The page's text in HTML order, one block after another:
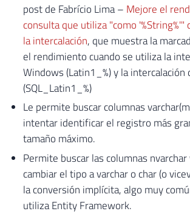
post de Fabrício Lima – Mejore el
consulta que utiliza "como '%String%'"
la intercalación, que muestra la
el rendimiento cuando se utiliza la
Windows (Latin1_%) y la intercalación
(SQL_Latin1_%)
Le permite buscar columnas
intentar identificar el registro más
tamaño máximo.
Permite buscar las columnas
cambiar el tipo a varchar o char (o
la conversión implícita, algo muy
utiliza Entity Framework.